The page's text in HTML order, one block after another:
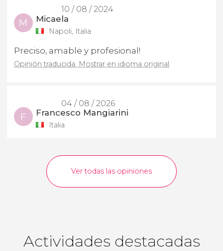
10 / 08 / 2024
M Micaela
Napoli, Italia
Preciso, amable y profesional!
Opinión traducida. Mostrar en idioma original
04 / 08 / 2026
F Francesco Mangiarini
Italia
Ver todas las opiniones
Actividades destacadas